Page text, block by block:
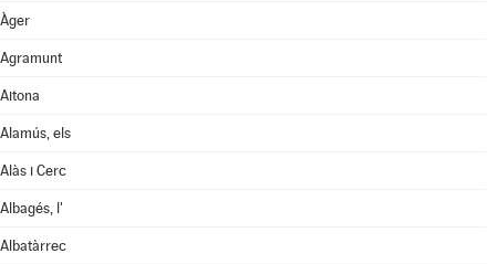
Àger
Agramunt
Aitona
Alamús, els
Alàs i Cerc
Albagés, l'
Albatàrrec